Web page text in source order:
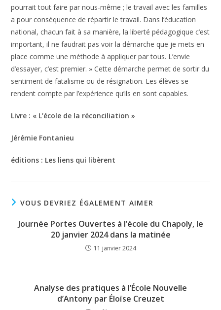
pourrait tout faire par nous-même ; le travail avec les familles
a pour conséquence de répartir le travail. Dans l’éducation
national, chacun fait à sa manière, la liberté pédagogique c’est
important, il ne faudrait pas voir la démarche que je mets en
place comme une méthode à appliquer par tous. L’envie
d’essayer, c’est premier. » Cette démarche permet de sortir du
sentiment de fatalisme ou de résignation. Les élèves se
rendent compte par l’expérience qu’ils en sont capables.
Livre : « L’école de la réconciliation »
Jérémie Fontanieu
éditions : Les liens qui libèrent
VOUS DEVRIEZ ÉGALEMENT AIMER
Journée Portes Ouvertes à l’école du Chapoly, le
20 janvier 2024 dans la matinée
11 janvier 2024
Analyse des pratiques à l’École Nouvelle
d’Antony par Éloïse Creuzet